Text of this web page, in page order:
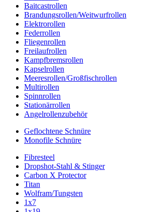
Baitcastrollen
Brandungsrollen/Weitwurfrollen
Elektrorollen
Federrollen
Fliegenrollen
Freilaufrollen
Kampfbremsrollen
Kapselrollen
Meeresrollen/Großfischrollen
Multirollen
Spinnrollen
Stationärrollen
Angelrollenzubehör
Geflochtene Schnüre
Monofile Schnüre
Fibresteel
Dropshot-Stahl & Stinger
Carbon X Protector
Titan
Wolfram/Tungsten
1x7